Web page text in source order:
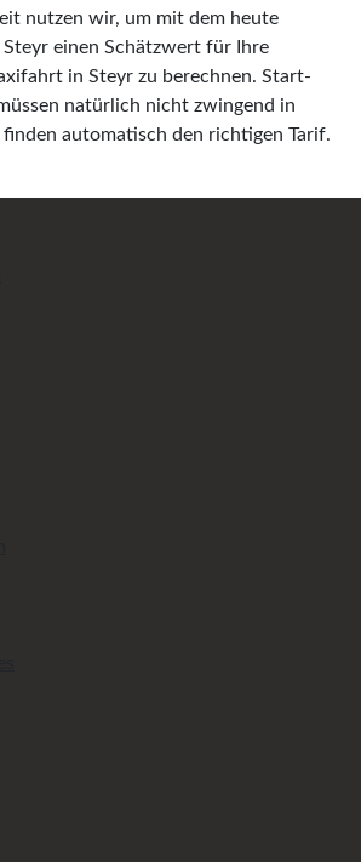
nutzen wir, um mit dem heute
einen Schätzwert für Ihre
in Steyr zu berechnen. Start-
natürlich nicht zwingend in
automatisch den richtigen Tarif.